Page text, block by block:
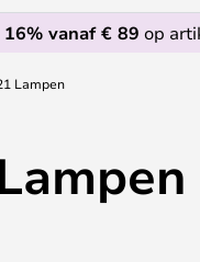
webwinkel
16% vanaf € 89 op
Lampen